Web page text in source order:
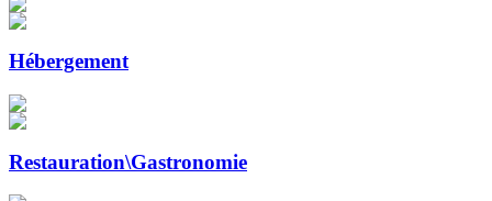
Hébergement
Restauration\Gastronomie